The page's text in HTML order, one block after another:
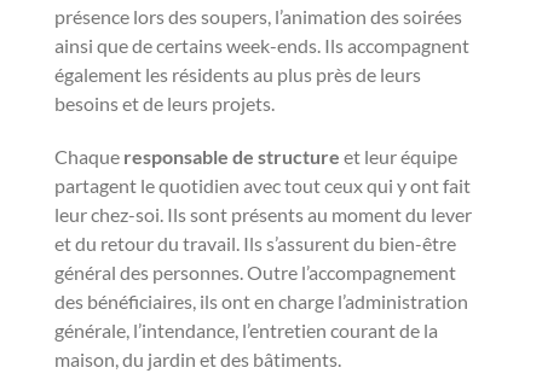
présence lors des soupers, l’animation des soirées
ainsi que de certains week-ends. Ils accompagnent
également les résidents au plus près de leurs
besoins et de leurs projets.
Chaque responsable de structure et leur équipe
partagent le quotidien avec tout ceux qui y ont fait
leur chez-soi. Ils sont présents au moment du lever
et du retour du travail. Ils s’assurent du bien-être
général des personnes. Outre l’accompagnement
des bénéficiaires, ils ont en charge l’administration
générale, l’intendance, l’entretien courant de la
maison, du jardin et des bâtiments.